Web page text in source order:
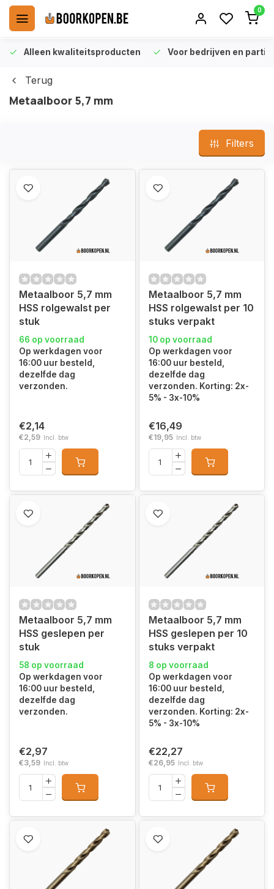
0
Alleen kwaliteitsproducten Voor bedrijven en
Terug
Metaalboor 5,7 mm
Filters
Metaalboor 5,7 mm
HSS rolgewalst per
stuk
66 op voorraad
Op werkdagen voor
16:00 uur besteld,
dezelfde dag
verzonden.
€2,14
€2,59 Incl. btw
Metaalboor 5,7 mm
HSS rolgewalst per 10
stuks verpakt
10 op voorraad
Op werkdagen voor
16:00 uur besteld,
dezelfde dag
verzonden. Korting: 2x-
5% - 3x-10%
€16,49
€19,95 Incl. btw
Metaalboor 5,7 mm
HSS geslepen per
stuk
58 op voorraad
Op werkdagen voor
16:00 uur besteld,
dezelfde dag
verzonden.
€2,97
€3,59 Incl. btw
Metaalboor 5,7 mm
HSS geslepen per 10
stuks verpakt
8 op voorraad
Op werkdagen voor
16:00 uur besteld,
dezelfde dag
verzonden. Korting: 2x-
5% - 3x-10%
€22,27
€26,95 Incl. btw